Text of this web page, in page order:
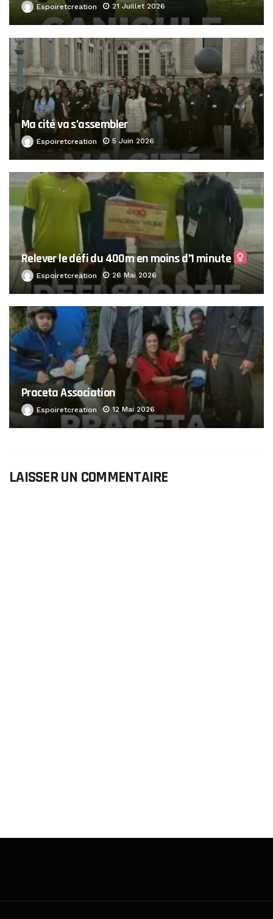
Espoiretcreation 21 Juillet 2026
Ma cité va s’assembler
Espoiretcreation 5 Juin 2026
Relever le défi du 400m en moins d’1 minute ‍
Espoiretcreation 26 Mai 2026
Praceta Association
Espoiretcreation 12 Mai 2026
LAISSER UN COMMENTAIRE